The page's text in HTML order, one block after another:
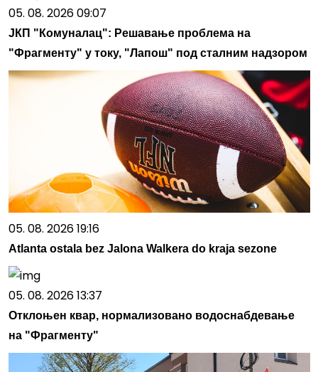
05. 08. 2026 09:07
ЈКП "Комуналац": Решавање проблема на
"Фрагменту" у току, "Лапош" под сталним надзором
05. 08. 2026 19:16
Atlanta ostala bez Jalona Walkera do kraja sezone
05. 08. 2026 13:37
Отклоњен квар, нормализовано водоснабдевање
на "Фрагменту"